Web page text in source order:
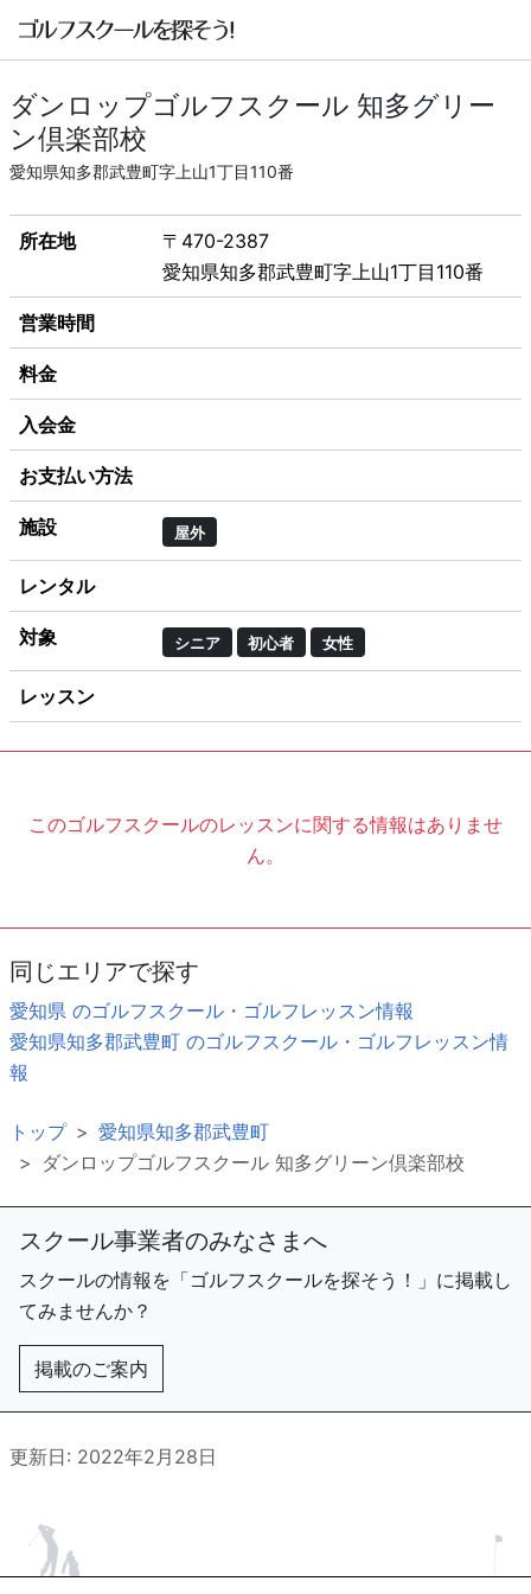
ダンロップゴルフスクール 知多グリー
ン倶楽部校
愛知県知多郡武豊町字上山1丁目110番
所在地
〒470-2387
愛知県知多郡武豊町字上山1丁目110番
営業時間
料金
入会金
お支払い方法
施設 屋外
レンタル
対象 シニア 初心者 女性
レッスン
このゴルフスクールのレッスンに関する情報はありませ
ん。
同じエリアで探す
愛知県 のゴルフスクール・ゴルフレッスン情報
愛知県知多郡武豊町 のゴルフスクール・ゴルフレッスン情
報
トップ
愛知県知多郡武豊町
ダンロップゴルフスクール 知多グリーン倶楽部校
スクール事業者のみなさまへ
スクールの情報を「ゴルフスクールを探そう！」に掲載し
てみませんか？
掲載のご案内
更新日: 2022年2月28日